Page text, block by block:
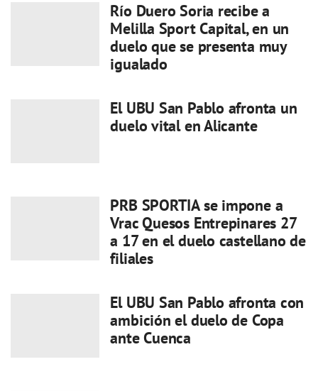
Río Duero Soria recibe a
Melilla Sport Capital, en un
duelo que se presenta muy
igualado
El UBU San Pablo afronta un
duelo vital en Alicante
PRB SPORTIA se impone a
Vrac Quesos Entrepinares 27
a 17 en el duelo castellano de
filiales
El UBU San Pablo afronta con
ambición el duelo de Copa
ante Cuenca